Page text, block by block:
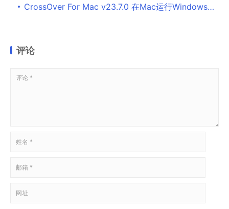
CrossOver For Mac v23.7.0 在Mac运行Windows软件
评论